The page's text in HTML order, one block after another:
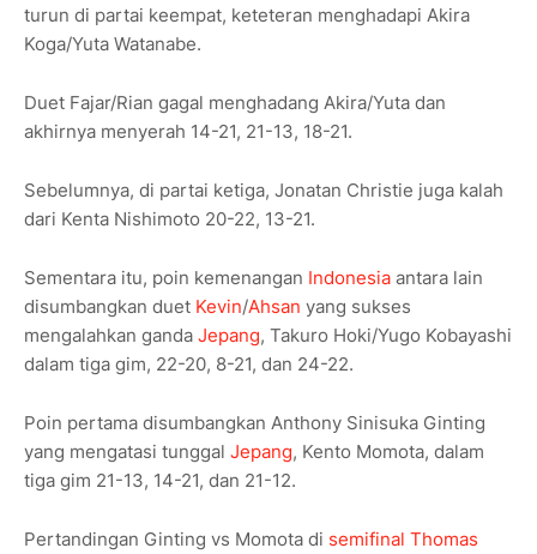
turun di partai keempat, keteteran menghadapi Akira
Koga/Yuta Watanabe.
Duet Fajar/Rian gagal menghadang Akira/Yuta dan
akhirnya menyerah 14-21, 21-13, 18-21.
Sebelumnya, di partai ketiga, Jonatan Christie juga kalah
dari Kenta Nishimoto 20-22, 13-21.
Sementara itu, poin kemenangan Indonesia antara lain
disumbangkan duet Kevin/Ahsan yang sukses
mengalahkan ganda Jepang, Takuro Hoki/Yugo Kobayashi
dalam tiga gim, 22-20, 8-21, dan 24-22.
Poin pertama disumbangkan Anthony Sinisuka Ginting
yang mengatasi tunggal Jepang, Kento Momota, dalam
tiga gim 21-13, 14-21, dan 21-12.
Pertandingan Ginting vs Momota di semifinal Thomas